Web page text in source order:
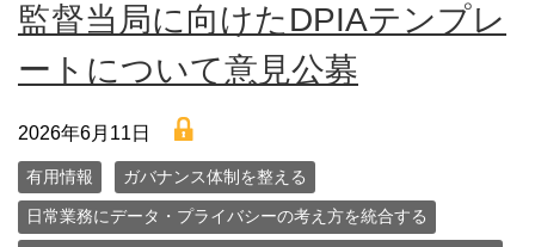
監督当局に向けたDPIAテンプレ
ートについて意見公募
2026年6月11日 lock
有用情報 ガバナンス体制を整える
日常業務にデータ・プライバシーの考え方を統合する